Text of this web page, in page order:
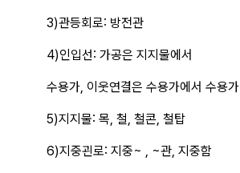
3)관등회로: 방전관
4)인입선: 가공은 지지물에서
수용가, 이웃연결은 수용가에서 수용가
5)지지물: 목, 철, 철콘, 철탑
6)지중괸로: 지중~ , ~관, 지중함